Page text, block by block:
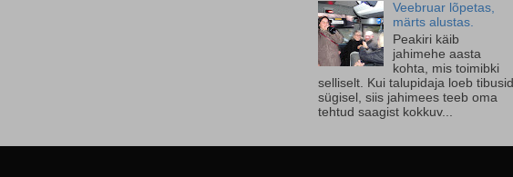
Veebruar lõpetas,
märts alustas.
Peakiri käib
jahimehe aasta
kohta, mis toimibki
selliselt. Kui talupidaja loeb tibusid
sügisel, siis jahimees teeb oma
tehtud saagist kokkuv...